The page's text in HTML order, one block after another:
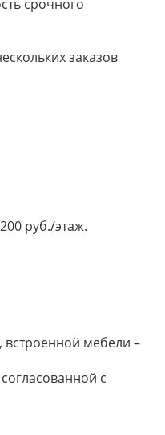
срочного
заказов
руб./этаж.
встроенной мебели –
с